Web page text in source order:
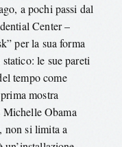
a pochi passi dal
Center –
per la sua forma
le sue pareti
tempo come
mostra
Obama
si limita a